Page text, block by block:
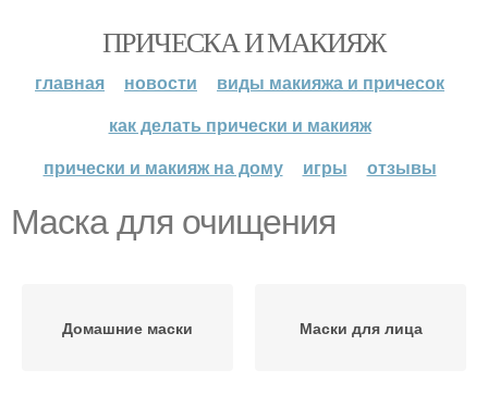
ПРИЧЕСКА И МАКИЯЖ
главная новости
виды макияжа и причесок
как делать прически и макияж
прически и макияж на дому
игры отзывы
Маска для очищения
Домашние маски Маски для лица